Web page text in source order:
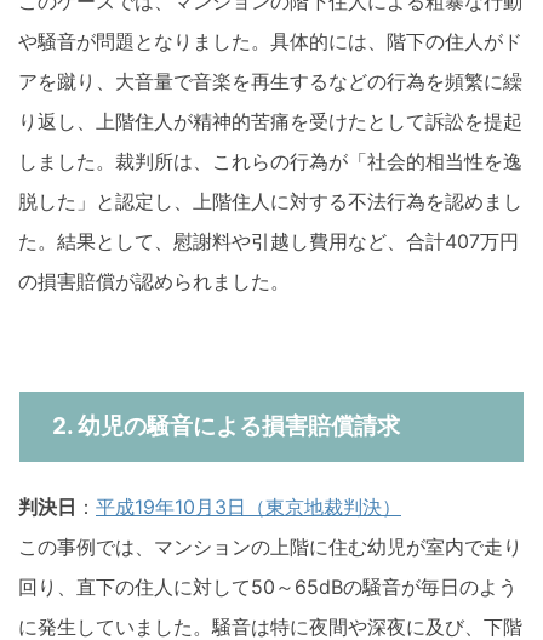
や騒音が問題となりました。具体的には、階下の住人がド
アを蹴り、大音量で音楽を再生するなどの行為を頻繁に繰
り返し、上階住人が精神的苦痛を受けたとして訴訟を提起
しました。裁判所は、これらの行為が「社会的相当性を逸
脱した」と認定し、上階住人に対する不法行為を認めまし
た。結果として、慰謝料や引越し費用など、合計407万円
の損害賠償が認められました​。
2. 幼児の騒音による損害賠償請求
判決日 ： 平成19年10月3日（東京地裁判決）
この事例では、マンションの上階に住む幼児が室内で走り
回り、直下の住人に対して50～65dBの騒音が毎日のよう
に発生していました。騒音は特に夜間や深夜に及び、下階